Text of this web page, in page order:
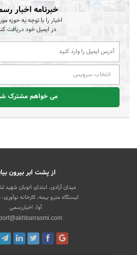
خبرنامه اخبار
اخبار را با توجه به حوزه
در ایمیل خود دریافت
انتخاب سرویس
می خواهم مشترک
از پشت ابر بیرون
میدان آزادی، ابتدای اتوبان
ایستگاه مترو بیمه، کارخانه
آوا، اخباررسمی